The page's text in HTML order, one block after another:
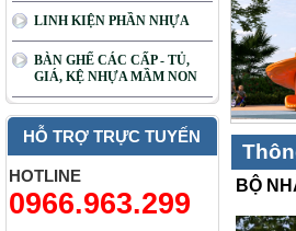
LINH KIỆN PHẦN NHỰA
BÀN GHẾ CÁC CẤP - TỦ,
GIÁ, KỆ NHỰA MẦM NON
HỖ TRỢ TRỰC TUYẾN
HOTLINE
0966.963.299
BỘ